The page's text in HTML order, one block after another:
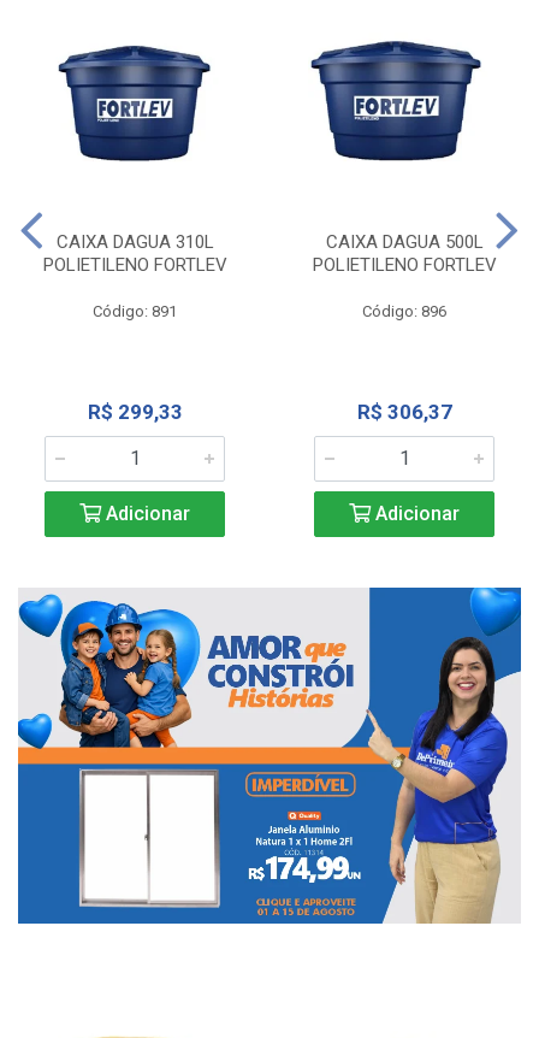
CAIXA DAGUA 310L
POLIETILENO FORTLEV
Código: 891
R$ 299,33
Adicionar
CAIXA DAGUA 500L
POLIETILENO FORTLEV
Código: 896
R$ 306,37
Adicionar